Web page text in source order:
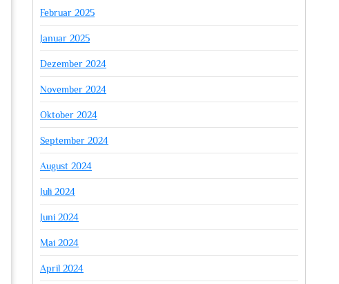
Februar 2025
Januar 2025
Dezember 2024
November 2024
Oktober 2024
September 2024
August 2024
Juli 2024
Juni 2024
Mai 2024
April 2024